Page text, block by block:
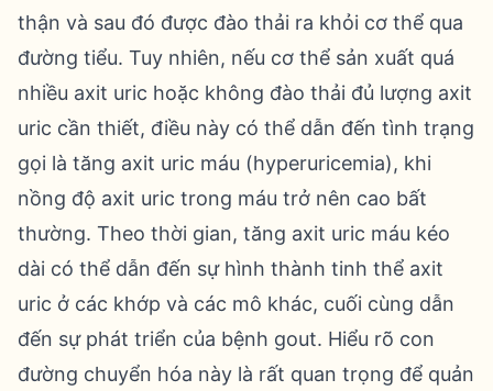
thận và sau đó được đào thải ra khỏi cơ thể qua
đường tiểu. Tuy nhiên, nếu cơ thể sản xuất quá
nhiều axit uric hoặc không đào thải đủ lượng axit
uric cần thiết, điều này có thể dẫn đến tình trạng
gọi là tăng axit uric máu (hyperuricemia), khi
nồng độ axit uric trong máu trở nên cao bất
thường. Theo thời gian, tăng axit uric máu kéo
dài có thể dẫn đến sự hình thành tinh thể axit
uric ở các khớp và các mô khác, cuối cùng dẫn
đến sự phát triển của bệnh gout. Hiểu rõ con
đường chuyển hóa này là rất quan trọng để quản